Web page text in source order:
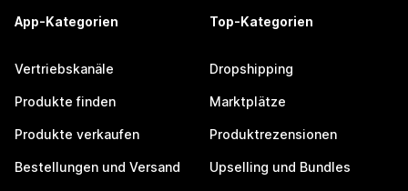
App-Kategorien
Vertriebskanäle
Produkte finden
Produkte verkaufen
Bestellungen und Versand
Top-Kategorien
Dropshipping
Marktplätze
Produktrezensionen
Upselling und Bundles